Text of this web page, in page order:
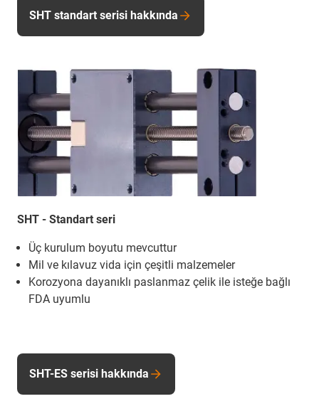
SHT - Standart seri
Üç kurulum boyutu mevcuttur
Mil ve kılavuz vida için çeşitli malzemeler
Korozyona dayanıklı paslanmaz çelik ile isteğe bağlı
FDA uyumlu
SHT standart serisi hakkında
SHT-ES serisi hakkında